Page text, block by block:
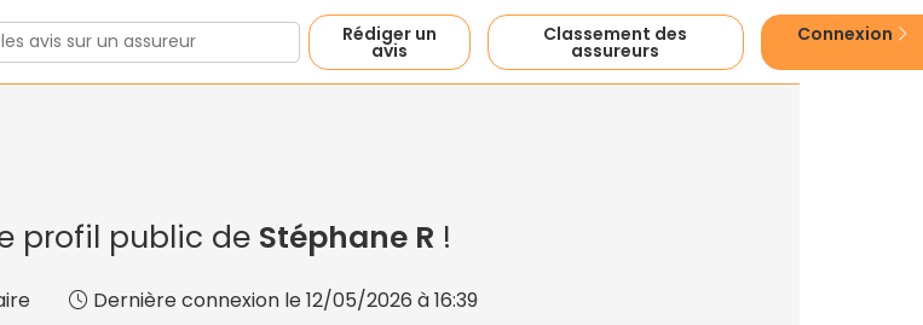
Rédiger un
avis
Classement des
assureurs
Connexion
profil public de Stéphane R !
Dernière connexion le 12/05/2026 à 16:39